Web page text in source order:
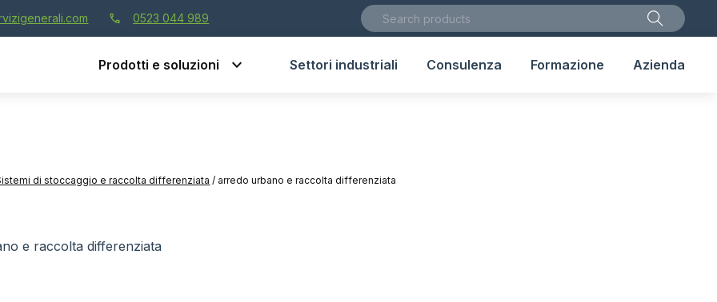
call 0523 044 989
Prodotti e soluzioni Settori industriali Consulenza Formazione Azienda
di stoccaggio e raccolta differenziata / arredo urbano e raccolta differenziata
e raccolta differenziata